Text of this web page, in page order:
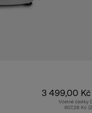
3 499,00 Kč
Včetně částky
607,26 Kč